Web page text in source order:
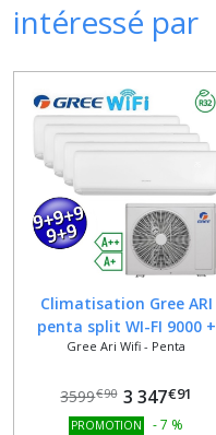
intéressé par
Climatisation Gree ARI
penta split WI-FI 9000 +
9000 + 9000 + 9000 + 9000
Gree Ari Wifi - Penta
3599€90 3 347€91
PROMOTION -7 %